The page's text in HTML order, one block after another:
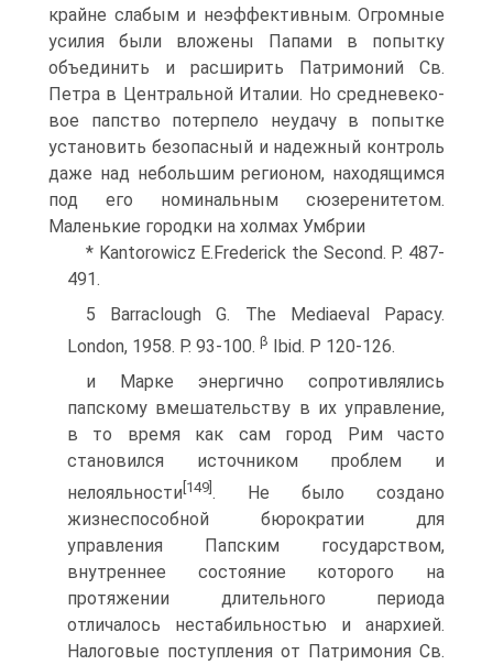
крайне слабым и неэффективным. Огромные
усилия были вложены Папами в попытку
объединить и рас­ширить Патримоний Св.
Петра в Центральной Италии. Но средневеко­
вое папство потерпело неудачу в попытке
установить безопасный и на­дежный контроль
даже над небольшим регионом, находящимся
под его номинальным сюзеренитетом.
Маленькие городки на холмах Умбрии
* Kantorowicz Е.Frederick the Second. Р. 487-
491.
5 Barraclough G. The Mediaeval Papacy.
London, 1958. P. 93-100. β Ibid. P 120-126.
и Марке энергично сопротивлялись
папскому вмешательству в их управ­ление,
в то время как сам город Рим часто
становился источником про­блем и
нелояльности [149] . Не было создано
жизнеспособной бюрократии для
управления Папским государством,
внутреннее состояние которо­го на
протяжении длительного периода
отличалось нестабильностью и анархией.
Налоговые поступления от Патримония Св.